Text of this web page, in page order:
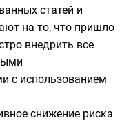
статей и
на то, что пришло
внедрить все
с использованием
снижение риска